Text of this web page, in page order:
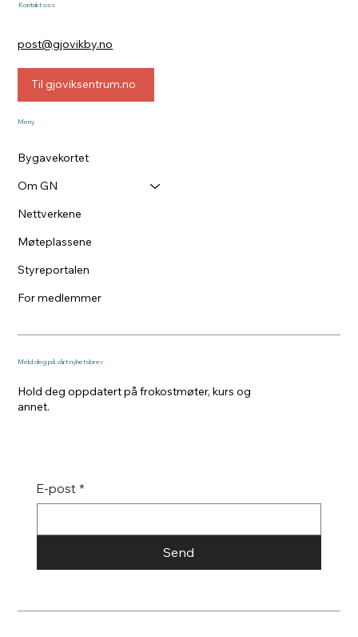
Kontakt oss
post@gjovikby.no
Til gjoviksentrum.no
Bygavekortet
Om GN
Nettverkene
Møteplassene
Styreportalen
For medlemmer
Meny
Meld deg på vårt nyhetsbrev
Hold deg oppdatert på frokostmøter, kurs og
annet.
E-post *
Send